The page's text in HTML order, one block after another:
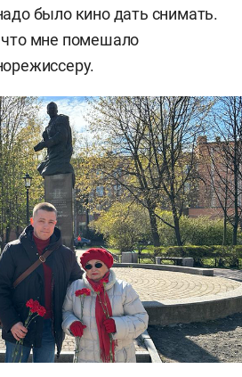
было кино дать снимать.
мне помешало